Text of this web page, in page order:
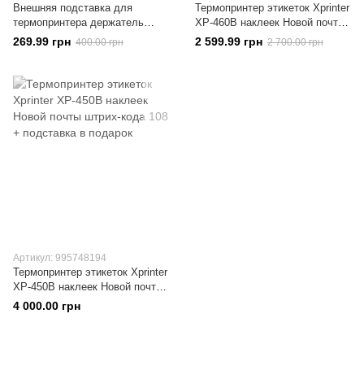
Внешняя подставка для
термопринтера держатель
рулонов термоэтикетки
269.99 грн 400.00 грн
Термопринтер этикеток Xprinter
XP-460B наклеек Новой почты
штрих-кода 112
2 599.99 грн 2 700.00 грн
Артикул: 995748194
Термопринтер этикеток Xprinter
XP-450B наклеек Новой почты
штрих-кода 108 + подставка в
4 000.00 грн